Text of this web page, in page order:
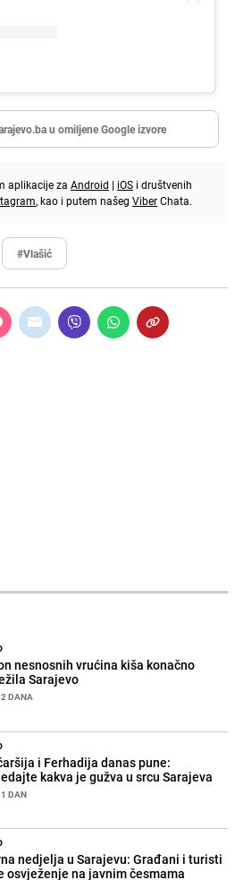
u omiljene Google izvore
aplikacije za Android | iOS i društvenih
, kao i putem našeg ViberChata.
#Vlašić
nesnosnih vrućina kiša konačno
Sarajevo
DANA
i Ferhadija danas pune:
kakva je gužva u srcu Sarajeva
DAN
nedjelja u Sarajevu: Građani i turisti
osvježenje na javnim česmama